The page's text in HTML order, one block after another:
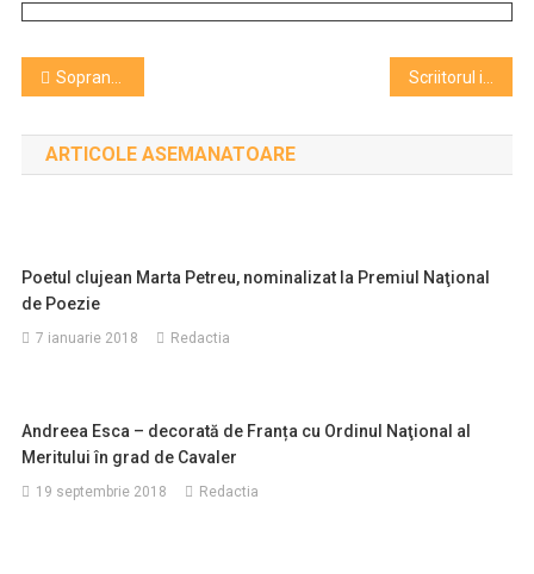
Navigare
în
articole
Soprana ANNA BONDARENKO, solistă a Operei din Odessa, pe scena Operei din Cluj-Napoca Scriitorul israelian David Grossman este laureatul Premiului Erasmus 2022
ARTICOLE ASEMANATOARE
Poetul clujean Marta Petreu, nominalizat la Premiul Naţional
de Poezie
7 ianuarie 2018 Redactia
Andreea Esca – decorată de Franța cu Ordinul Naţional al
Meritului în grad de Cavaler
19 septembrie 2018 Redactia